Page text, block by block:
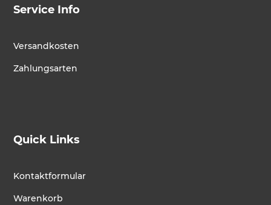
Service Info
Versandkosten
Zahlungsarten
Quick Links
Kontaktformular
Warenkorb